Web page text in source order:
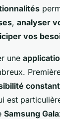
, analyser
vos
une
est
Samsung